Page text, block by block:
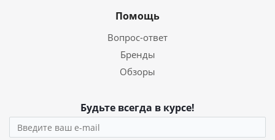
Помощь
Вопрос-ответ
Бренды
Обзоры
Будьте всегда в курсе!